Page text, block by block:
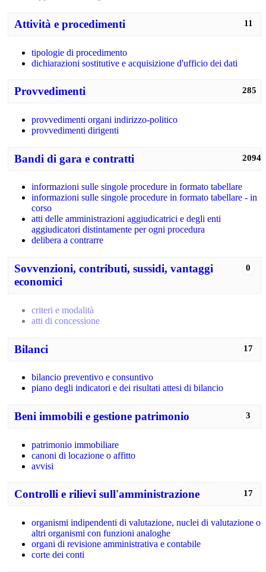
11
Attività e procedimenti
tipologie di procedimento
dichiarazioni sostitutive e acquisizione d'ufficio dei dati
285
Provvedimenti
provvedimenti organi indirizzo-politico
provvedimenti dirigenti
2094
Bandi di gara e contratti
informazioni sulle singole procedure in formato tabellare
informazioni sulle singole procedure in formato tabellare - in
corso
atti delle amministrazioni aggiudicatrici e degli enti
aggiudicatori distintamente per ogni procedura
delibera a contrarre
0
Sovvenzioni, contributi, sussidi, vantaggi
economici
criteri e modalità
atti di concessione
17
Bilanci
bilancio preventivo e consuntivo
piano degli indicatori e dei risultati attesi di bilancio
3
Beni immobili e gestione patrimonio
patrimonio immobiliare
canoni di locazione o affitto
avvisi
17
Controlli e rilievi sull'amministrazione
organismi indipendenti di valutazione, nuclei di valutazione o
altri organismi con funzioni analoghe
organi di revisione amministrativa e contabile
corte dei conti